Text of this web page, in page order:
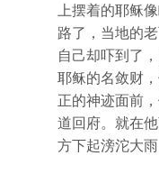
上摆着的耶稣
路了，当地的
自己却吓到了
耶稣的名敛财
正的神迹面前
道回府。就在
方下起滂沱大雨